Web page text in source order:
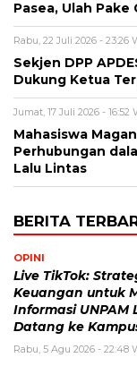
Pasea, Ulah
Rabu, 22 Juli 2026 - 23:26
Sekjen DPP
Dukung Ketua
Jumat, 17 Juli 2026 - 16:52
Mahasiswa
Perhubungan
Lalu Lintas
BERITA
OPINI
Live TikTok:
Keuangan untuk
Informasi UNPAM
Datang ke
Rabu, 5 Agu 2026 - 22:48